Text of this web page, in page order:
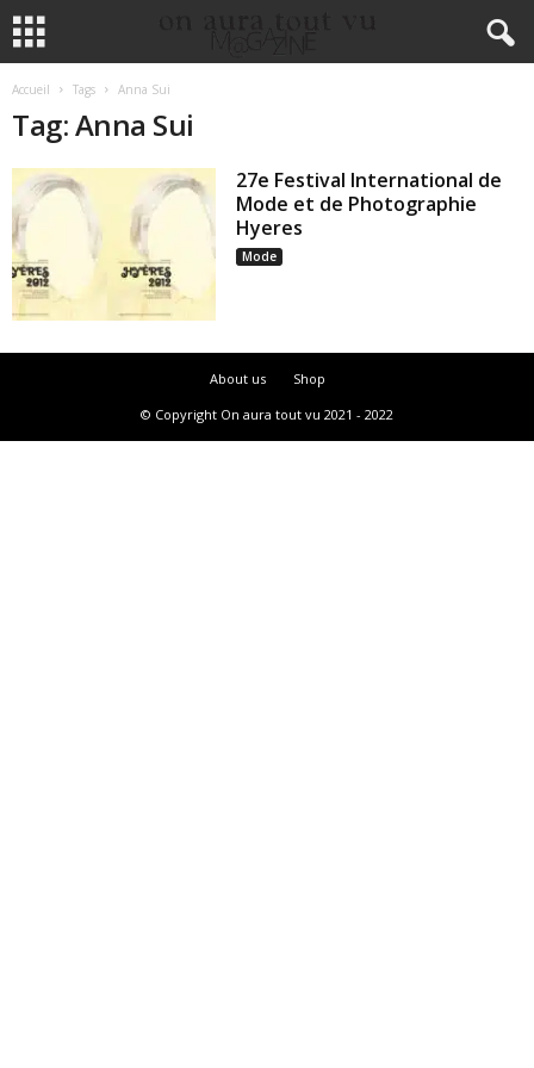
Accueil Tags Anna Sui
Tag: Anna Sui
27e Festival International de
Mode et de Photographie
Hyeres
Mode
About us
Shop
© Copyright On aura tout vu 2021 - 2022